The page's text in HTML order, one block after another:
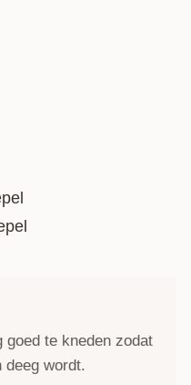
goed te kneden zodat
deeg wordt.